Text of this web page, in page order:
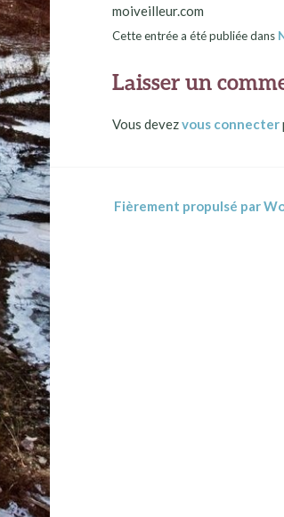
moiveilleur.com
Cette entrée a été publiée dans
Laisser un
Vous devezvous connecter
Fièrement propulsé par